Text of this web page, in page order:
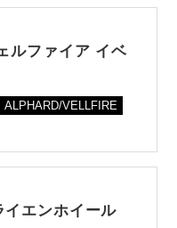
ルファイア イベ
ALPHARD/VELLFIRE
イエンホイール